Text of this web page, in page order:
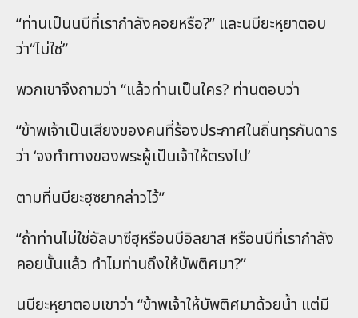
“ท่านเป็นนบีที่เรากำลังคอยหรือ?” และนบียะหฺยาตอบ
ว่า“ไม่ใช่”
พวกเขาจึงถามว่า “แล้วท่านเป็นใคร? ท่านตอบว่า
“ข้าพเจ้าเป็นเสียงของคนที่ร้องประกาศในถิ่นทุรกันดาร
ว่า ‘จงทำทางของพระผู้เป็นเจ้าให้ตรงไป’
ตามที่นบียะฮฺซยากล่าวไว้”
“ถ้าท่านไม่ใช่อัลมาซีฮฺหรือนบีอิลยาส หรือนบีที่เรากำลัง
คอยนั้นแล้ว ทำไมท่านถึงให้บัพติศมา?”
นบียะหฺยาตอบเขาว่า “ข้าพเจ้าให้บัพติศมาด้วยน้ำ แต่มี